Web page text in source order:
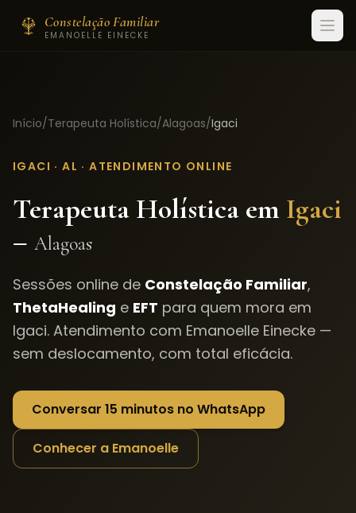
Constelação Familiar
EMANOELLE EINECKE
Início/Terapeuta Holística/Alagoas/Igaci
IGACI ·AL · ATENDIMENTO ONLINE
Terapeuta Holística em Igaci
– Alagoas
Sessões online de Constelação Familiar,
ThetaHealing e EFT para quem mora em
Igaci. Atendimento com Emanoelle Einecke —
sem deslocamento, com total eficácia.
Conversar 15 minutos no WhatsApp
Conhecer a Emanoelle